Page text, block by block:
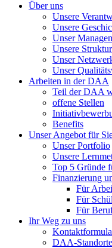
Über uns
Unsere
Unsere
Unser
Unsere Struktur
Unser
Unser
Arbeiten in der DAA
Teil der DAA
offene Stellen
Benefits
Unser Angebot für
Unser Portfolio
Unsere
Top 5 Gründe
Finanzierung
Für
Für
Für
Ihr Weg zu uns
DAA-Standorte